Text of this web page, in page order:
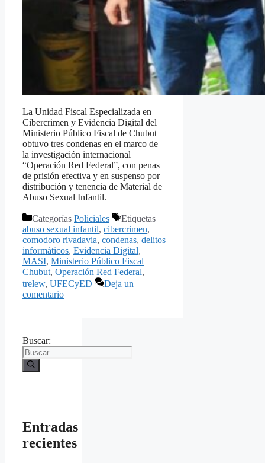
La Unidad Fiscal Especializada en
Cibercrimen y Evidencia Digital del
Ministerio Público Fiscal de Chubut
obtuvo tres condenas en el marco de
la investigación internacional
“Operación Red Federal”, con penas
de prisión efectiva y en suspenso por
distribución y tenencia de Material de
Abuso Sexual Infantil.
Categorías Policiales
Etiquetas
abuso sexual infantil, cibercrimen,
comodoro rivadavia, condenas, delitos
informáticos, Evidencia Digital,
MASI, Ministerio Público Fiscal
Chubut, Operación Red Federal,
trelew, UFECyED
Deja un
comentario
Buscar:
Entradas
recientes